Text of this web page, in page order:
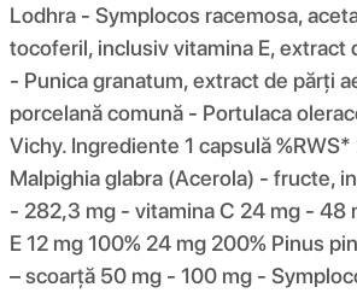
Lodhra - Symplocos racemosa,
tocoferil, inclusiv vitamina E, extract
- Punica granatum, extract de părți
porcelană comună - Portulaca
Vichy. Ingrediente 1 capsulă
Malpighia glabra (Acerola) - fructe,
- 282,3 mg - vitamina C 24 mg - 48
E 12 mg 100% 24 mg 200% Pinus
– scoarță 50 mg - 100 mg -